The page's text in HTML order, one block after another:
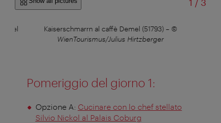
1 / 3
Kaiserschmarrn al caffè Demel (51793)– ©
WienTourismus/Julius Hirtzberger
Pomeriggio del giorno 1:
Opzione A: Cucinare con lo chef stellato
Silvio Nickol al Palais Coburg